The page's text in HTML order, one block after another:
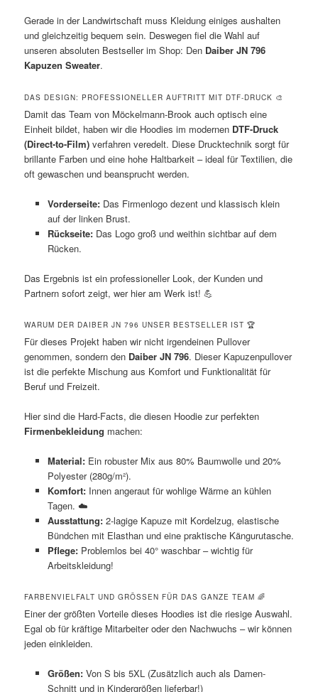
Gerade in der Landwirtschaft muss Kleidung einiges aushalten
und gleichzeitig bequem sein. Deswegen fiel die Wahl auf
unseren absoluten Bestseller im Shop: Den Daiber JN 796
Kapuzen Sweater.
DAS DESIGN: PROFESSIONELLER AUFTRITT MIT DTF-DRUCK 🎨
Damit das Team von Möckelmann-Brook auch optisch eine
Einheit bildet, haben wir die Hoodies im modernen DTF-Druck
(Direct-to-Film) verfahren veredelt. Diese Drucktechnik sorgt für
brillante Farben und eine hohe Haltbarkeit – ideal für Textilien, die
oft gewaschen und beansprucht werden.
Vorderseite:Das Firmenlogo dezent und klassisch klein
auf der linken Brust.
Rückseite:Das Logo groß und weithin sichtbar auf dem
Rücken.
Das Ergebnis ist ein professioneller Look, der Kunden und
Partnern sofort zeigt, wer hier am Werk ist! 💪
WARUM DER DAIBER JN 796 UNSER BESTSELLER IST 🏆
Für dieses Projekt haben wir nicht irgendeinen Pullover
genommen, sondern den Daiber JN 796. Dieser Kapuzenpullover
ist die perfekte Mischung aus Komfort und Funktionalität für
Beruf und Freizeit.
Hier sind die Hard-Facts, die diesen Hoodie zur perfekten
Firmenbekleidung machen:
Material:Ein robuster Mix aus 80% Baumwolle und 20%
Polyester (280g/m²).
Komfort:Innen angeraut für wohlige Wärme an kühlen
Tagen. ☁️
Ausstattung:2-lagige Kapuze mit Kordelzug, elastische
Bündchen mit Elasthan und eine praktische Kängurutasche.
Pflege:Problemlos bei 40° waschbar – wichtig für
Arbeitskleidung!
FARBENVIELFALT UND GRÖSSEN FÜR DAS GANZE TEAM 🌈
Einer der größten Vorteile dieses Hoodies ist die riesige Auswahl.
Egal ob für kräftige Mitarbeiter oder den Nachwuchs – wir können
jeden einkleiden.
Größen:Von S bis 5XL (Zusätzlich auch als Damen-
Schnitt und in Kindergrößen lieferbar!)